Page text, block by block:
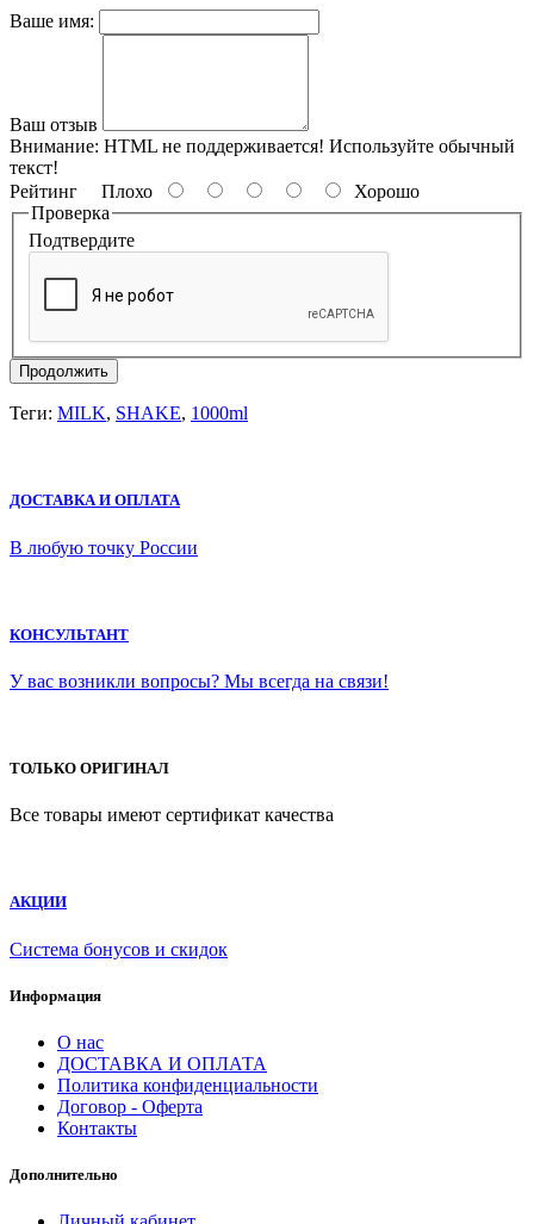
Ваше имя:
Ваш отзыв
Внимание: HTML не поддерживается! Используйте обычный
текст!
Рейтинг Плохо
Хорошо
Проверка
Подтвердите
Продолжить
Теги: MILK, SHAKE, 1000ml
ДОСТАВКА И ОПЛАТА
В любую точку России
КОНСУЛЬТАНТ
У вас возникли вопросы? Мы всегда на связи!
ТОЛЬКО ОРИГИНАЛ
Все товары имеют сертификат качества
АКЦИИ
Система бонусов и скидок
Информация
О нас
ДОСТАВКА И ОПЛАТА
Политика конфиденциальности
Договор - Оферта
Контакты
Дополнительно